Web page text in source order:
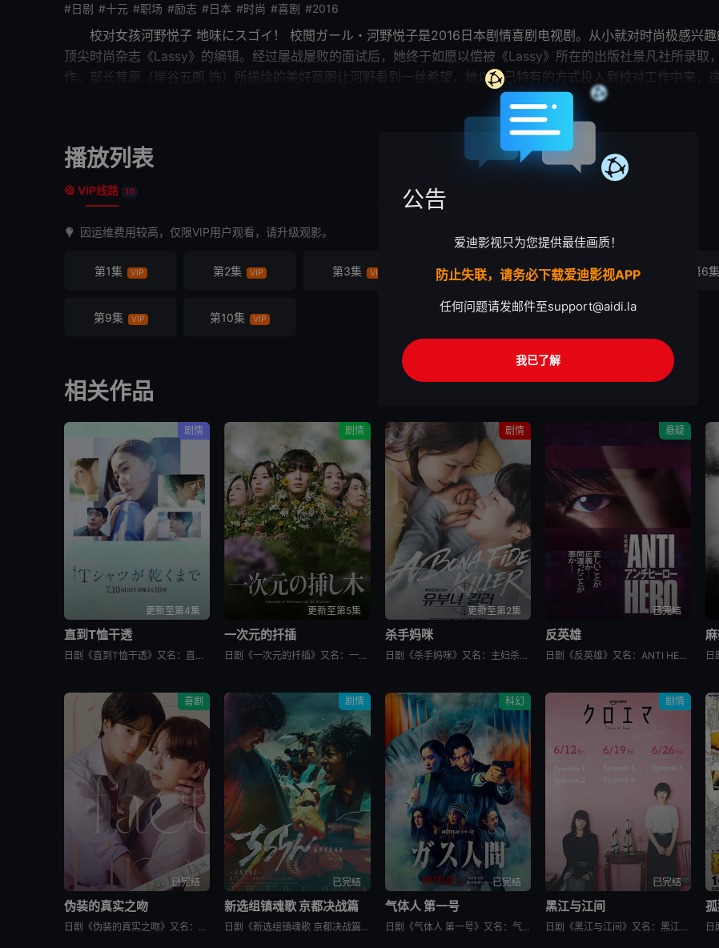
#日剧 #十元 #职场 #励志 #日本 #时尚 #喜剧 #2016
校对女孩河野悦子 地味にスゴイ！ 校閲ガール・河野悦子是2016日本剧情喜剧电视剧。从小就对时尚极感兴
顶尖时尚杂志《Lassy》的编辑。经过屡战屡败的面试后，她终于如愿以偿被《Lassy》所在的出版社景凡社所录取
作。部长茸原（岸谷五朗 饰）所描绘的美好蓝图让河野看到一丝希望，她以自己特有的方式投入到校对工作中来，
子 饰）以及景凡社责任编辑贝冢（青木崇高 饰）乃至作家发生冲突，然而执拗的
却最终 影响
播放列表
VIP线路 10
因运维费用较高，仅限VIP用户观看，请升级观影。
第1集 VIP 第2集 VIP 第3集 VIP 第4集 VIP 第5集 VIP 第6集
第9集 VIP 第10集 VIP
相关作品
剧情
更新至第4集
直到T恤干透
日剧《直到T恤干透》又名：直到T恤干了为止(台),T恤晾干为止,T恤渐干,Until the T-Shirt Dries,Ｔシャツが乾くまで，讲述了：40岁的杂志编辑咲子（苍井优 饰）原本深信自己拥有
剧情
更新至第5集
一次元的扦插
日剧《一次元的扦插》又名：一次元的紫阳花,Labyrinth of Hortensia and the Minotaur,一次元の挿し木，讲述了：遗传学研究室的博士生七濑悠（山田凉介 饰）一直无法走出
剧情
更新至第2集
杀手妈咪
日剧《杀手妈咪》又名：主妇杀手,有夫之妇杀手,Married Woman Killer,A Bona Fide Killer,유부녀 킬러，讲述了：改编自同名漫画。35岁的俞宝娜过着相夫教子的普通生活
悬疑
已完结
反英雄
日剧《反英雄》又名：ANTI HERO,アンチヒーロー，讲述了：本剧超越了“律政电视剧”的框架，通过长谷川博己饰演的反英雄，向观众传达“正义到底是什么?”“被认为是世上的恶，真的是坏事吗?”，以快速的
喜剧
已完结
伪装的真实之吻
日剧《伪装的真实之吻》又名：Fake Fact Lips,フェイクファクトリップス，讲述了：四谷良与志藤全自高中时代起便是竞争对手，如今又成为营业部同期。同样优秀的两人，从成绩、运动到情人节巧克力数量
剧情
已完结
新选组镇魂歌 京都决战篇
日剧《新选组镇魂歌 京都决战篇》又名：ちるらん 新撰組鎮魂歌 配信ドラマ,ちるらん 新撰組鎮魂歌 京都決戦篇，讲述了：幕末的江户，终日打架斗殴、被称作“刺头”的土方岁三，与近藤勇、山南敬助、冲田总司等
科幻
已完结
气体人 第一号
日剧《气体人 第一号》又名：气体人第一号,气体人 第1号,气体人,Human Vapor,ガス人間，讲述了：冈本贤治（小栗旬 饰）是一位停职中的刑警，受命追查造成一连串离奇命案的罪魁祸首。一切始于一位
剧情
已完结
黑江与江间
日剧《黑江与江间》又名：黑江间,克洛伊与艾玛,克洛伊玛,克萝埃艾玛,クロエマ，讲述了：故事围绕着同时失去工作、恋人和住所的30岁女性艾玛展开。她在落魄之际偶遇神秘资产家克洛伊，两人随即在后者的豪宅中开
公告
爱迪影视只为您提供最佳画质！
防止失联，请务必下载爱迪影视APP
任何问题请发邮件至support@aidi.la
我已了解